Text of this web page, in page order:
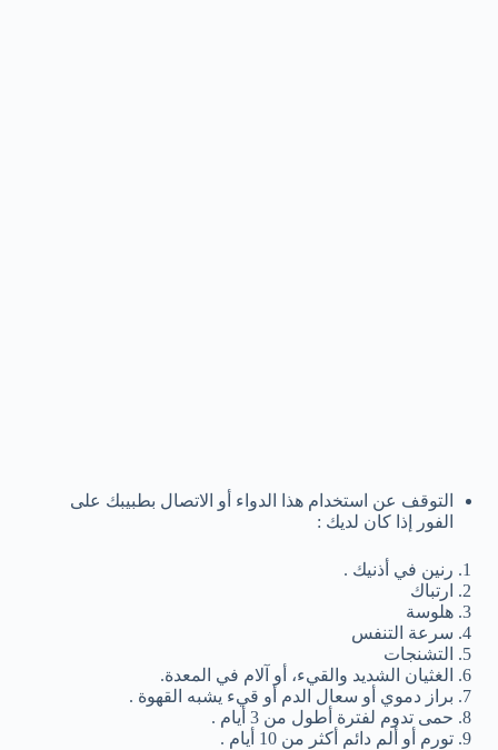
التوقف عن استخدام هذا الدواء أو الاتصال بطبيبك على
الفور إذا كان لديك :
رنين في أذنيك .
ارتباك
هلوسة
سرعة التنفس
التشنجات
الغثيان الشديد والقيء، أو آلام في المعدة.
براز دموي أو سعال الدم أو قيء يشبه القهوة .
حمى تدوم لفترة أطول من 3 أيام .
تورم أو ألم دائم أكثر من 10 أيام .